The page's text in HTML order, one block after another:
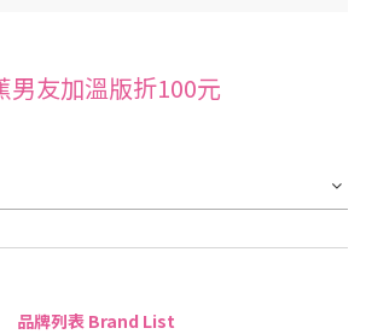
男友加溫版折100元
品牌列表 Brand List